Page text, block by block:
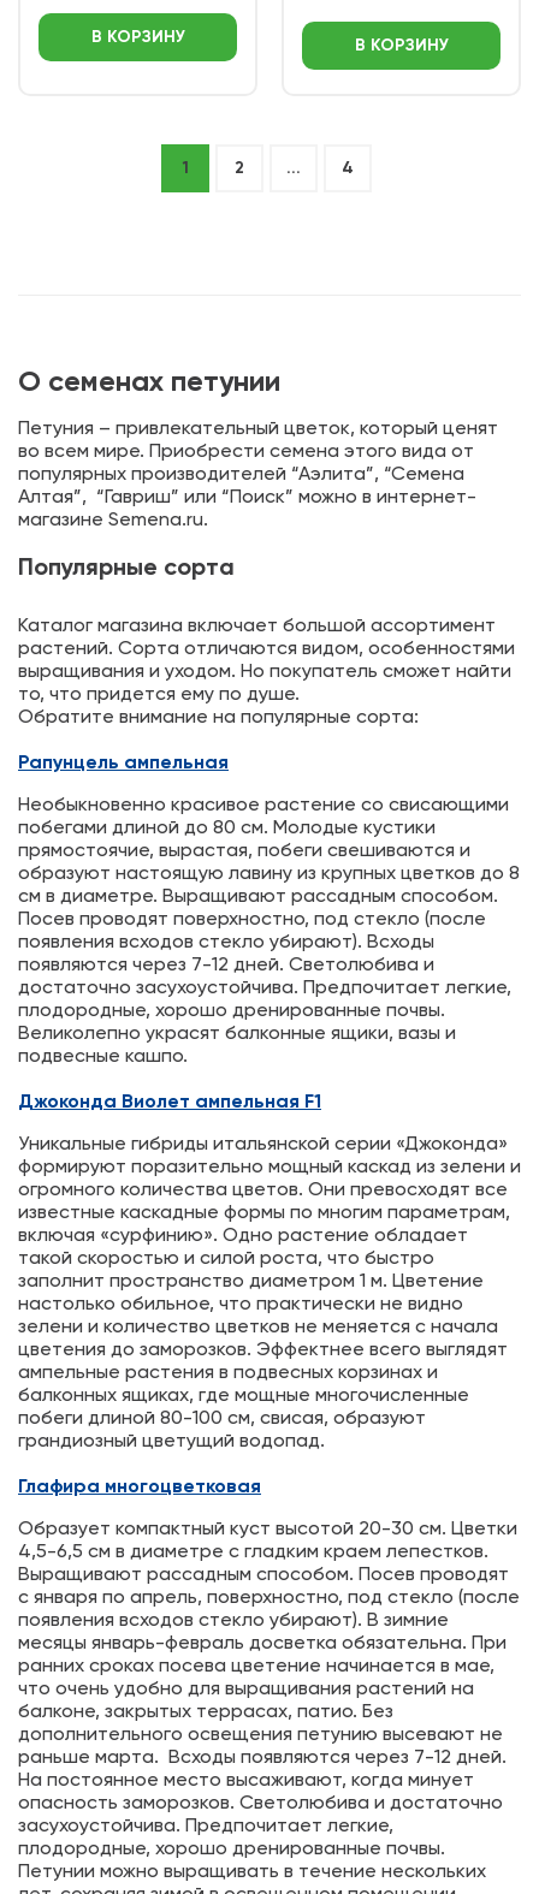
В КОРЗИНУ В КОРЗИНУ
1 2 ... 4
О семенах петунии
Петуния – привлекательный цветок, который ценят
во всем мире. Приобрести семена этого вида от
популярных производителей “Аэлита”, “Семена
Алтая”, “Гавриш” или “Поиск” можно в интернет-
магазине Semena.ru.
Популярные сорта
Каталог магазина включает большой ассортимент
растений. Сорта отличаются видом, особенностями
выращивания и уходом. Но покупатель сможет найти
то, что придется ему по душе.
Обратите внимание на популярные сорта:
Рапунцель ампельная
Необыкновенно красивое растение со свисающими
побегами длиной до 80 см. Молодые кустики
прямостоячие, вырастая, побеги свешиваются и
образуют настоящую лавину из крупных цветков до 8
см в диаметре. Выращивают рассадным способом.
Посев проводят поверхностно, под стекло (после
появления всходов стекло убирают). Всходы
появляются через 7-12 дней. Светолюбива и
достаточно засухоустойчива. Предпочитает легкие,
плодородные, хорошо дренированные почвы.
Великолепно украсят балконные ящики, вазы и
подвесные кашпо.
Джоконда Виолет ампельная F1
Уникальные гибриды итальянской серии «Джоконда»
формируют поразительно мощный каскад из зелени и
огромного количества цветов. Они превосходят все
известные каскадные формы по многим параметрам,
включая «сурфинию». Одно растение обладает
такой скоростью и силой роста, что быстро
заполнит пространство диаметром 1 м. Цветение
настолько обильное, что практически не видно
зелени и количество цветков не меняется с начала
цветения до заморозков. Эффектнее всего выглядят
ампельные растения в подвесных корзинах и
балконных ящиках, где мощные многочисленные
побеги длиной 80-100 см, свисая, образуют
грандиозный цветущий водопад.
Глафира многоцветковая
Образует компактный куст высотой 20-30 см. Цветки
4,5-6,5 см в диаметре с гладким краем лепестков.
Выращивают рассадным способом. Посев проводят
с января по апрель, поверхностно, под стекло (после
появления всходов стекло убирают). В зимние
месяцы январь-февраль досветка обязательна. При
ранних сроках посева цветение начинается в мае,
что очень удобно для выращивания растений на
балконе, закрытых террасах, патио. Без
дополнительного освещения петунию высевают не
раньше марта. Всходы появляются через 7-12 дней.
На постоянное место высаживают, когда минует
опасность заморозков. Светолюбива и достаточно
засухоустойчива. Предпочитает легкие,
плодородные, хорошо дренированные почвы.
Петунии можно выращивать в течение нескольких